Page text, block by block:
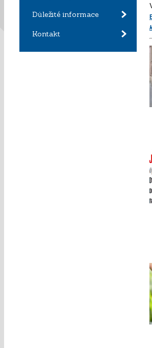
Důležité informace
Kontakt